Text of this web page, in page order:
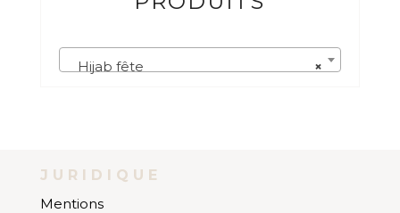
×
Hijab fête
JURIDIQUE
Mentions